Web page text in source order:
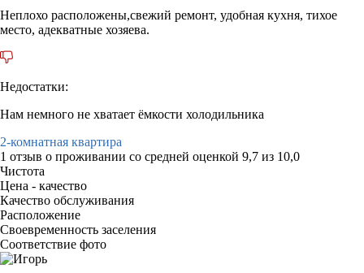
Неплохо расположены,свежий ремонт, удобная кухня, тихое
место, адекватные хозяева.
Недостатки:
Нам немного не хватает ёмкости холодильника
2-комнатная квартира
1 отзыв о проживании со средней оценкой 9,7 из 10,0
Чистота
Цена - качество
Качество обслуживания
Расположение
Своевременность заселения
Соответствие фото